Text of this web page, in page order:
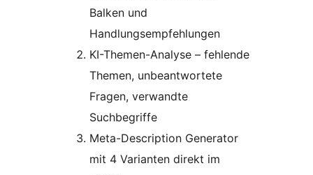
Balken und
Handlungsempfehlungen
KI-Themen-Analyse – fehlende
Themen, unbeantwortete
Fragen, verwandte
Suchbegriffe
Meta-Description Generator
mit 4 Varianten direkt im